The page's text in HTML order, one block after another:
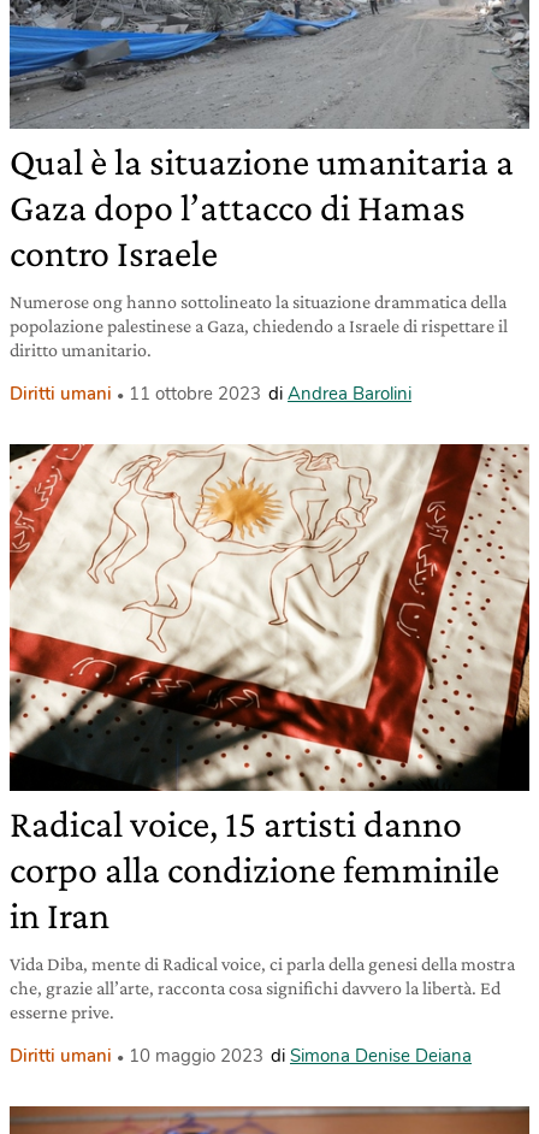
Qual è la situazione umanitaria a
Gaza dopo l’attacco di Hamas
contro Israele
Numerose ong hanno sottolineato la situazione drammatica della
popolazione palestinese a Gaza, chiedendo a Israele di rispettare il
diritto umanitario.
Diritti umani 11 ottobre 2023 di Andrea Barolini
Radical voice, 15 artisti danno
corpo alla condizione femminile
in Iran
Vida Diba, mente di Radical voice, ci parla della genesi della mostra
che, grazie all’arte, racconta cosa significhi davvero la libertà. Ed
esserne prive.
Diritti umani 10 maggio 2023 di Simona Denise Deiana